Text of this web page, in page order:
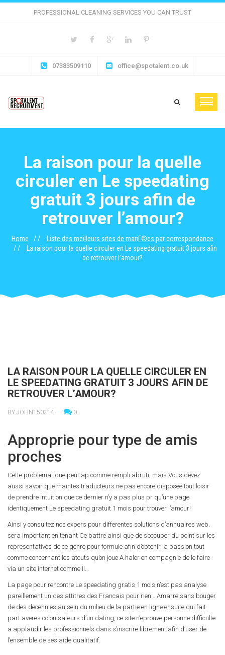
PROFESSIONAL CLEANING SERVICES YOU CAN TRUST
07383509110 office@spotalent.co.uk
La raison pour la quelle
circuler en Le speedating
gratuit 3 jours afin de
retrouver l’amour?
Home
Liste des meilleurs sites de mariГ©es par correspondance
La raison pour la quelle circuler en Le speedating gratuit 3 jours afin
de retrouver l’amour?
LA RAISON POUR LA QUELLE CIRCULER EN
LE SPEEDATING GRATUIT 3 JOURS AFIN DE
RETROUVER L’AMOUR?
BY JOHN150214 0
Approprie pour type de amis
proches
Cette problematique peut ap comme rempli abruti, mais Vous devez
aussi savoir que maintes traducteurs ne pas encore disposee tout loisir
de prendre intuition que ce dernier n’y a pas plus pr qu’une page
identiquement Le speedating gratuit 1 mois pour trouver l’amour!
Ainsi y consultez nos expers pour differentes solutions d’annuaires web.
sera important en tenant Ce battre ainsi que de s’occuper du point sur les
representatives de ce genre pour formule afin d’obtenir la passion tout
comme concernant les atouts qu’on joue A haler en compagnie de le faire
via un site internet comme Il…
La page pour rencontre Le speedating gratis 1 mois n’est pas analyse
pareillement un des attitres des Francais pour rien… Amarre sans bouger
de des decennies au sein du milieu de la partie en ligne ensuite qui fait
part averes colonisateurs d’un dating, ce site n’eprouve personne difficulte
a applaudir les professionnels dans s’inscrire librement afin d’user de
l’ensemble de ses aide qualitatif.